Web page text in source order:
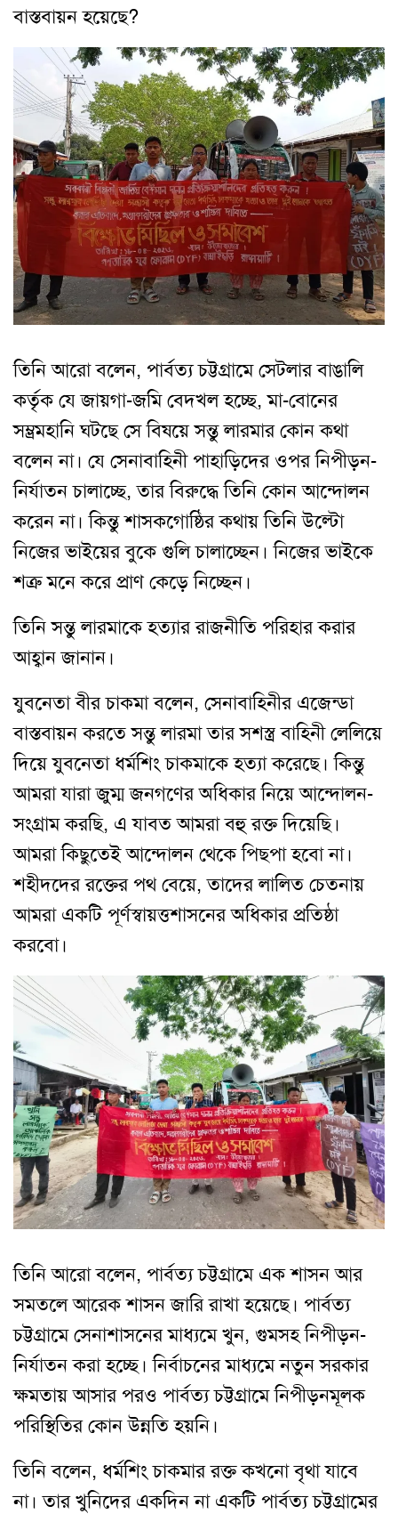
বাস্তবায়ন হয়েছে?
তিনি আরো বলেন, পার্বত্য চট্টগ্রামে সেটলার বাঙালি
কর্তৃক যে জায়গা-জমি বেদখল হচ্ছে, মা-বোনের
সম্ভ্রমহানি ঘটছে সে বিষয়ে সন্তু লারমার কোন কথা
বলেন না। যে সেনাবাহিনী পাহাড়িদের ওপর নিপীড়ন-
নির্যাতন চালাচ্ছে, তার বিরুদ্ধে তিনি কোন আন্দোলন
করেন না। কিন্তু শাসকগোষ্ঠির কথায় তিনি উল্টো
নিজের ভাইয়ের বুকে গুলি চালাচ্ছেন। নিজের ভাইকে
শত্রু মনে করে প্রাণ কেড়ে নিচ্ছেন।
তিনি সন্তু লারমাকে হত্যার রাজনীতি পরিহার করার
আহ্বান জানান।
যুবনেতা বীর চাকমা বলেন, সেনাবাহিনীর এজেন্ডা
বাস্তবায়ন করতে সন্তু লারমা তার সশস্ত্র বাহিনী লেলিয়ে
দিয়ে যুবনেতা ধর্মশিং চাকমাকে হত্যা করেছে। কিন্তু
আমরা যারা জুম্ম জনগণের অধিকার নিয়ে আন্দোলন-
সংগ্রাম করছি, এ যাবত আমরা বহু রক্ত দিয়েছি।
আমরা কিছুতেই আন্দোলন থেকে পিছপা হবো না।
শহীদদের রক্তের পথ বেয়ে, তাদের লালিত চেতনায়
আমরা একটি পূর্ণস্বায়ত্তশাসনের অধিকার প্রতিষ্ঠা
করবো।
তিনি আরো বলেন, পার্বত্য চট্টগ্রামে এক শাসন আর
সমতলে আরেক শাসন জারি রাখা হয়েছে। পার্বত্য
চট্টগ্রামে সেনাশাসনের মাধ্যমে খুন, গুমসহ নিপীড়ন-
নির্যাতন করা হচ্ছে। নির্বাচনের মাধ্যমে নতুন সরকার
ক্ষমতায় আসার পরও পার্বত্য চট্টগ্রামে নিপীড়নমূলক
পরিস্থিতির কোন উন্নতি হয়নি।
তিনি বলেন, ধর্মশিং চাকমার রক্ত কখনো বৃথা যাবে
না। তার খুনিদের একদিন না একটি পার্বত্য চট্টগ্রামের